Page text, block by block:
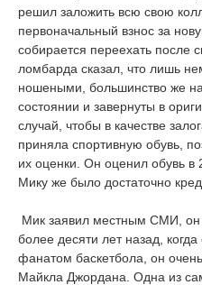
решил заложить всю свою
первоначальный взнос за
собирается переехать после
ломбарда сказал, что лишь
ношеными, большинство же
состоянии и завернуты в
случай, чтобы в качестве
приняла спортивную обувь,
их оценки. Он оценил обувь
Мику же было достаточно
Мик заявил местным СМИ, он
более десяти лет назад,
фанатом баскетбола, он
Майкла Джордана. Одна из